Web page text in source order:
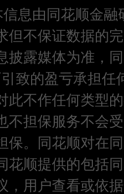
息由同花顺金
但不保证数据的
披露媒体为准，
致的盈亏承担任
此不作任何类型
不担保服务不会
保。同花顺对在
花顺提供的包括
，用户查看或依